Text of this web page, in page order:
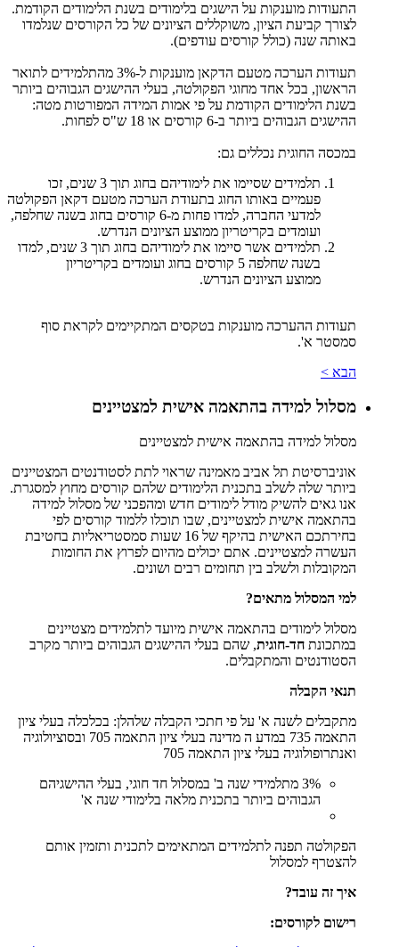
התעודות מוענקות על הישגים בלימודים בשנת הלימודים הקודמת.
לצורך קביעת הציון, משוקללים הציונים של כל הקורסים שנלמדו
באותה שנה (כולל קורסים עודפים).
תעודות הערכה מטעם הדקאן מוענקות ל-3% מהתלמידים לתואר
הראשון, בכל אחד מחוגי הפקולטה, בעלי ההישגים הגבוהים ביותר
בשנת הלימודים הקודמת על פי אמות המידה המפורטות מטה:
ההישגים הגבוהים ביותר ב-6 קורסים או 18 ש"ס לפחות.
במכסה החוגית נכללים גם:
תלמידים שסיימו את לימודיהם בחוג תוך 3 שנים, זכו
פעמיים באותו החוג בתעודת הערכה מטעם דקאן הפקולטה
למדעי החברה, למדו פחות מ-6 קורסים בחוג בשנה שחלפה,
ועומדים בקריטריון ממוצע הציונים הנדרש.
תלמידים אשר סיימו את לימודיהם בחוג תוך 3 שנים, למדו
בשנה שחלפה 5 קורסים בחוג ועומדים בקריטריון
ממוצע הציונים הנדרש.
תעודות ההערכה מוענקות בטקסים המתקיימים לקראת סוף
סמסטר א'.
הבא >
מסלול למידה בהתאמה אישית למצטיינים
מסלול למידה בהתאמה אישית למצטיינים
אוניברסיטת תל אביב מאמינה שראוי לתת לסטודנטים המצטיינים
ביותר שלה לשלב בתכנית הלימודים שלהם קורסים מחוץ למסגרת.
אנו גאים להשיק מודל לימודים חדש ומהפכני של מסלול למידה
בהתאמה אישית למצטיינים, שבו תוכלו ללמוד קורסים לפי
בחירתכם האישית בהיקף של 16 שעות סמסטריאליות בחטיבת
העשרה למצטיינים. אתם יכולים מהיום לפרוץ את החומות
המקובלות ולשלב בין תחומים רבים ושונים.
למי המסלול מתאים?
מסלול לימודים בהתאמה אישית מיועד לתלמידים מצטיינים
במתכונת חד-חוגית, שהם בעלי ההישגים הגבוהים ביותר מקרב
הסטודנטים והמתקבלים.
תנאי הקבלה
מתקבלים לשנה א' על פי חתכי הקבלה שלהלן: בכלכלה בעלי ציון
התאמה 735 במדע ה מדינה בעלי ציון התאמה 705 ובסוציולוגיה
ואנתרופולוגיה בעלי ציון התאמה 705
3% מתלמידי שנה ב' במסלול חד חוגי, בעלי ההישגיהם
הגבוהים ביותר בתכנית מלאה בלימודי שנה א'
הפקולטה תפנה לתלמידים המתאימים לתכנית ותזמין אותם
להצטרף למסלול
איך זה עובד?
רישום לקורסים: